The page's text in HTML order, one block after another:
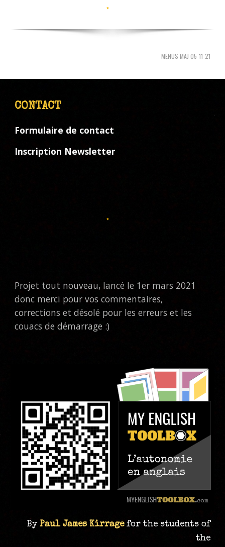
MENUS MAJ 05-11-21
CONTACT
Formulaire de contact
Inscription Newsletter
Projet tout nouveau, lancé le 1er mars 2021
donc merci pour vos commentaires,
corrections et désolé pour les erreurs et les
couacs de démarrage :)
By Paul James Kirrage for the students of
the